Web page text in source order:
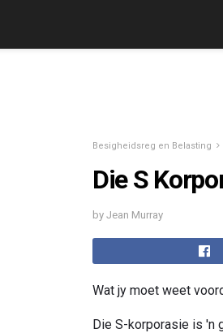
Besigheidsreg en Belasting
Die S
by Jean Murray
Wat jy moet weet
Die S-korporasie is 'n